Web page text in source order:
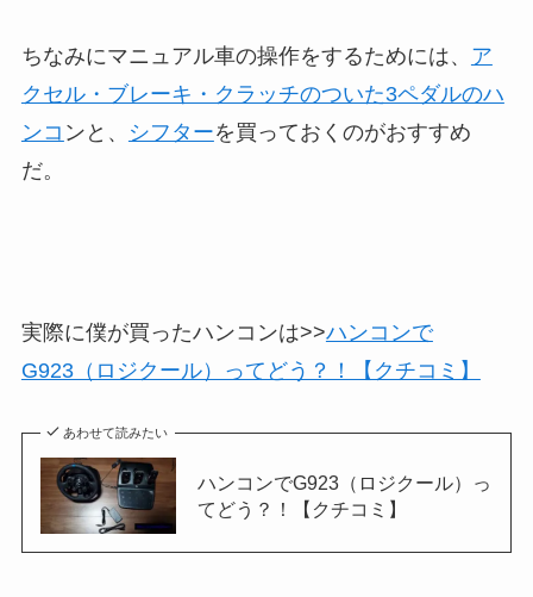
ちなみにマニュアル車の操作をするためには、 ア
クセル・ブレーキ・クラッチのついた3ペダルのハ
ンコ ンと、 シフターを買っておくのがおすすめ
だ。
実際に僕が買ったハンコンは>>ハンコンで
G923（ロジクール）ってどう？！【クチコミ】
あわせて読みたい
ハンコンでG923（ロジクール）っ
てどう？！【クチコミ】